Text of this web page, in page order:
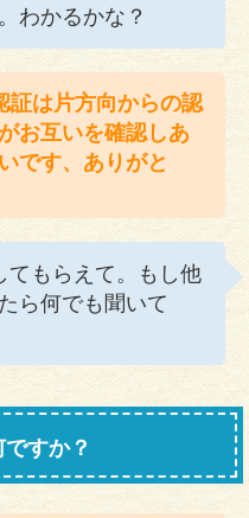
わかるかな？
証は片方向からの認
お互いを確認しあ
です、ありがと
てもらえて。もし他
ら何でも聞いて
すか？